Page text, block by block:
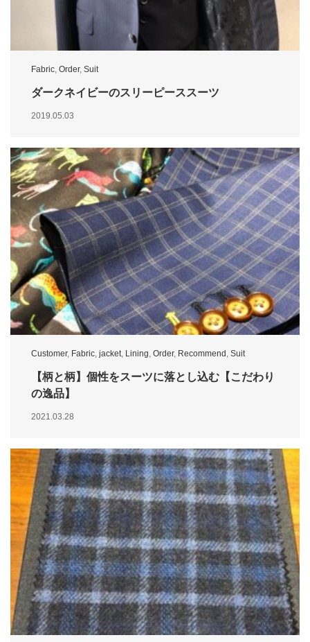
Fabric, Order, Suit
ダークネイビーのスリーピーススーツ
2019.05.03
Customer, Fabric jacket Lining Order, Recommend Suit
【柄と柄】個性をスーツに落とし込む【こだわり
の逸品】
2021.03.28